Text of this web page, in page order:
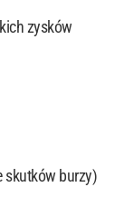
zysków
skutków burzy)